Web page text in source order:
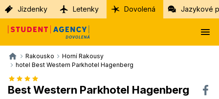
Jízdenky Letenky Dovolená Jazykové
Rakousko
Horní Rakousy
hotel Best Western Parkhotel Hagenberg
Best Western Parkhotel Hagenberg